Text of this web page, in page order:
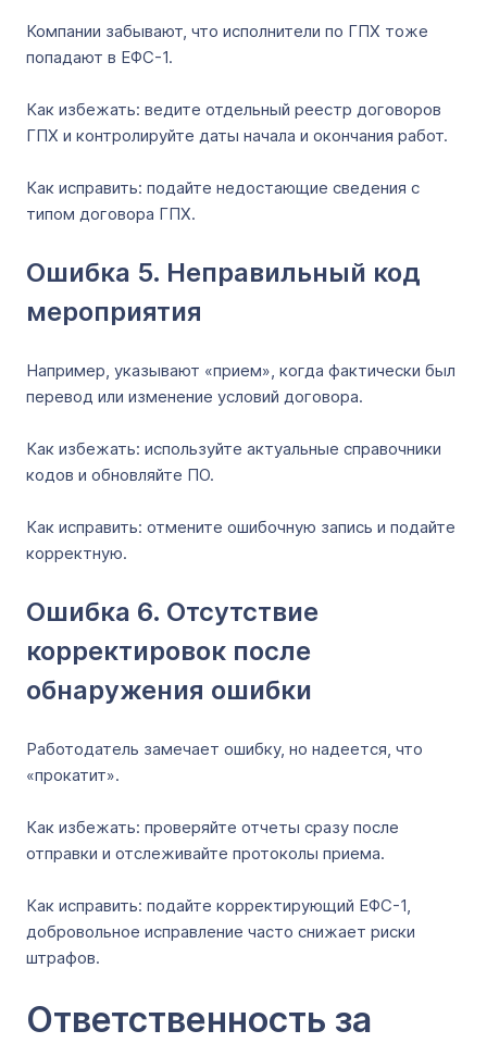
Компании забывают, что исполнители по ГПХ тоже
попадают в ЕФС-1.
Как избежать: ведите отдельный реестр договоров
ГПХ и контролируйте даты начала и окончания работ.
Как исправить: подайте недостающие сведения с
типом договора ГПХ.
Ошибка 5. Неправильный код
мероприятия
Например, указывают «прием», когда фактически был
перевод или изменение условий договора.
Как избежать: используйте актуальные справочники
кодов и обновляйте ПО.
Как исправить: отмените ошибочную запись и подайте
корректную.
Ошибка 6. Отсутствие
корректировок после
обнаружения ошибки
Работодатель замечает ошибку, но надеется, что
«прокатит».
Как избежать: проверяйте отчеты сразу после
отправки и отслеживайте протоколы приема.
Как исправить: подайте корректирующий ЕФС-1,
добровольное исправление часто снижает риски
штрафов.
Ответственность за